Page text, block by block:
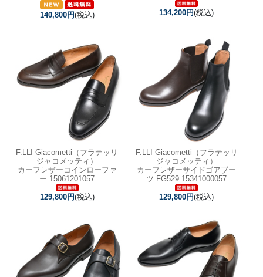
140,800円(税込) 134,200円(税込)
F.LLI Giacometti（フラテッリ
ジャコメッティ）
カーフレザーコインローファ
ー 15061201057
129,800円(税込)
F.LLI Giacometti（フラテッリ
ジャコメッティ）
カーフレザーサイドゴアブー
ツ FG529 15341000057
129,800円(税込)